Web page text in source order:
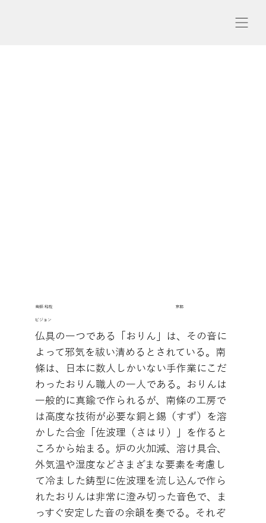
南條 和哉 京都
ビジョン
仏具の一つである「おりん」は、その音に
よって邪気を祓い清めるとされている。南
條は、日本に数人しかいない手作業にこだ
わったおりん職人の一人である。おりんは
一般的に真鍮で作られるが、南條の工房で
は高度な技術が必要な銅と錫（すず）を溶
かした合金「佐波理（さはり）」を作ると
ころから始まる。炉の火加減、溶け具合、
外気温や湿度などさまざまな要素を考慮し
て冷ました鋳型に佐波理を流し込んで作ら
れたおりんは非常に澄み切った音色で、ま
っすぐ安定した音の余韻を奏でる。それぞ